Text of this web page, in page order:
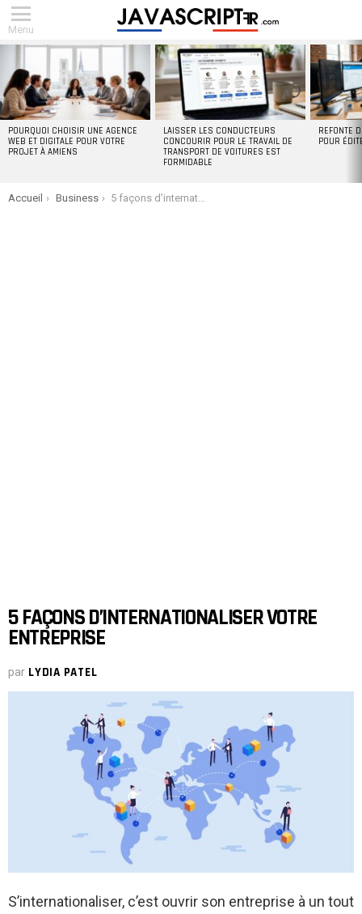
Menu
POURQUOI CHOISIR UNE AGENCE
WEB ET DIGITALE POUR VOTRE
PROJET À AMIENS
LAISSER LES CONDUCTEURS
CONCOURIR POUR LE TRAVAIL DE
TRANSPORT DE VOITURES EST
FORMIDABLE
REFONTE
POUR
You are here:
Accueil Business 5 façons d’internationaliser votre entreprise
5 FAÇONS D’INTERNATIONALISER VOTRE
ENTREPRISE
par LYDIA PATEL
S’internationaliser, c’est ouvrir son entreprise à un tout